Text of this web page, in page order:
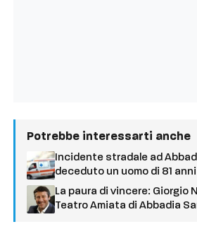
Potrebbe interessarti anche
Incidente stradale ad
deceduto un uomo di 81 anni
La paura di vincere: Giorgio
Teatro Amiata di Abbadia